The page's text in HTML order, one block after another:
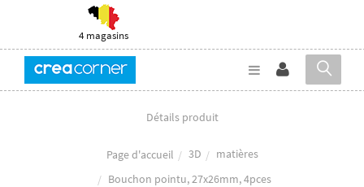
4 magasins
Détails produit
Page d'accueil 3D
matières
Bouchon pointu, 27x26mm, 4pces